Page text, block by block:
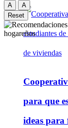
para que
ideas
A
A
Reset